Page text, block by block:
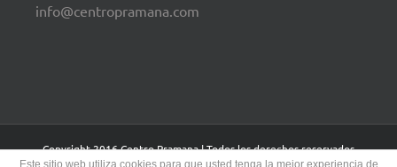
info@centropramana.com
Copyright 2016 Centro Pramana | Todos los derechos reservados
Este sitio web utiliza cookies para que usted tenga la mejor experiencia de